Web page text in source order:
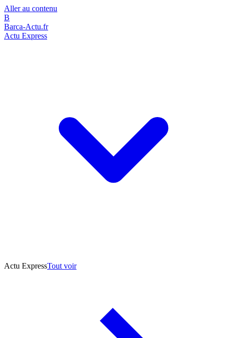
Aller au contenu
B
Barca-Actu.fr
Actu Express
Actu ExpressTout voir